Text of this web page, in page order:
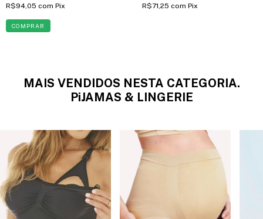
R$94,05 com Pix
COMPRAR
R$71,25 com Pix
MAIS VENDIDOS NESTA CATEGORIA.
PiJAMAS & LINGERIE